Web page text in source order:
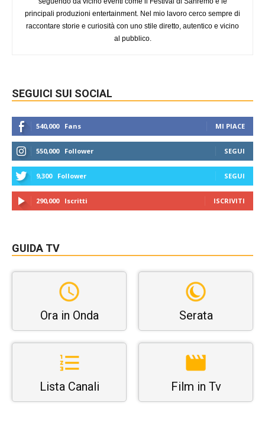
principali produzioni entertainment. Nel mio lavoro cerco sempre di
raccontare storie e curiosità con uno stile diretto, autentico e vicino
al pubblico.
SEGUICI SUI SOCIAL
540,000 Fans MI PIACE
550,000 Follower SEGUI
9,300 Follower SEGUI
290,000 Iscritti ISCRIVITI
GUIDA TV
Ora in Onda Serata
Lista Canali Film in Tv